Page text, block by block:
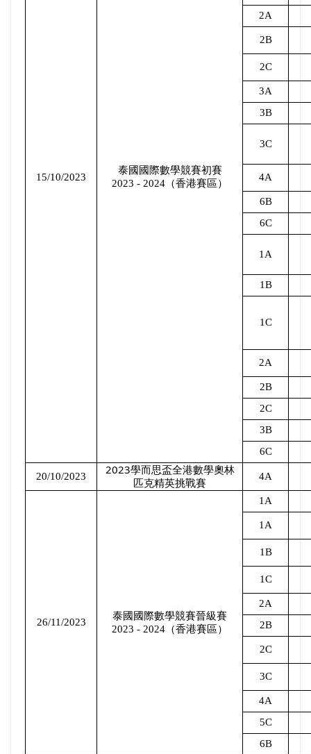
15/10/2023
泰國國際數學競賽初賽
2023 - 2024 （香港賽區）
2A
2B
2C
3A
3B
3C
4A
6B
6C
1A
1B
1C
2A
2B
2C
3B
6C
20/10/2023 2023學而思盃全港數學奧林
匹克精英挑戰賽
4A
26/11/2023
泰國國際數學競賽晉級賽
2023 - 2024 （香港賽區）
1A
1A
1B
1C
2A
2B
2C
3C
4A
5C
6B